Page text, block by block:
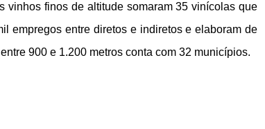
vinhos finos de altitude somaram 35 vinícolas que
empregos entre diretos e indiretos e elaboram de
900 e 1.200 metros conta com 32 municípios.